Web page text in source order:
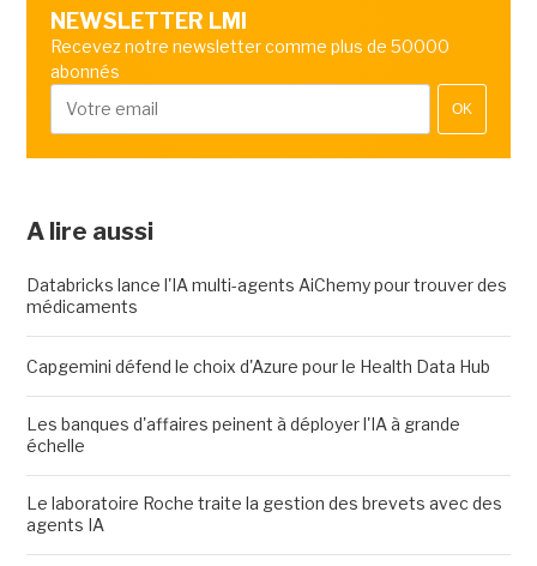
NEWSLETTER LMI
Recevez notre newsletter comme plus de 50000
abonnés
OK
A lire aussi
Databricks lance l'IA multi-agents AiChemy pour trouver des
médicaments
Capgemini défend le choix d'Azure pour le Health Data Hub
Les banques d'affaires peinent à déployer l'IA à grande
échelle
Le laboratoire Roche traite la gestion des brevets avec des
agents IA